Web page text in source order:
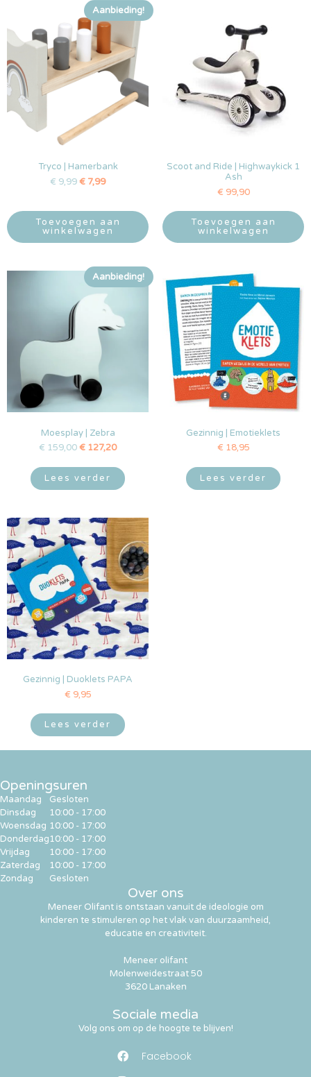
Aanbieding!
Tryco | Hamerbank
€ 9,99€ 7,99
Toevoegen aan
winkelwagen
Scoot and Ride | Highwaykick 1
Ash
€ 99,90
Toevoegen aan
winkelwagen
Aanbieding!
Moesplay | Zebra
€ 159,00€ 127,20
Lees verder
Gezinnig | Emotieklets
€ 18,95
Lees verder
Gezinnig | Duoklets PAPA
€ 9,95
Lees verder
Sociale media
Volg ons om op de hoogte te blijven!
Facebook
Over ons
Meneer Olifant is ontstaan vanuit de ideologie om
kinderen te stimuleren op het vlak van duurzaamheid,
educatie en creativiteit.
Meneer olifant
Molenweidestraat 50
3620 Lanaken
Openingsuren
Maandag
Dinsdag
Woensdag
Donderdag
Vrijdag
Zaterdag
Zondag
Gesloten
10:00 - 17:00
10:00 - 17:00
10:00 - 17:00
10:00 - 17:00
10:00 - 17:00
Gesloten